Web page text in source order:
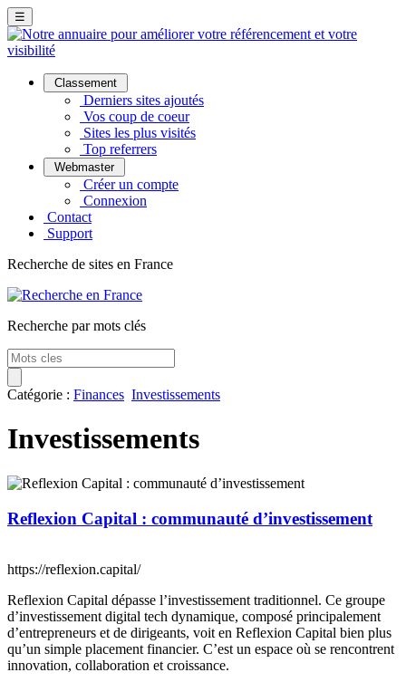
☰
Classement
Derniers sites ajoutés
Vos coup de coeur
Sites les plus visités
Top referrers
Webmaster
Créer un compte
Connexion
Contact
Support
Recherche de sites en France
Recherche par mots clés
Catégorie : Finances Investissements
Investissements
Reflexion Capital : communauté d’investissement
https://reflexion.capital/
Reflexion Capital dépasse l’investissement traditionnel. Ce groupe
d’investissement digital tech dynamique, composé principalement
d’entrepreneurs et de dirigeants, voit en Reflexion Capital bien plus
qu’un simple placement financier. C’est un espace où se rencontrent
innovation, collaboration et croissance.